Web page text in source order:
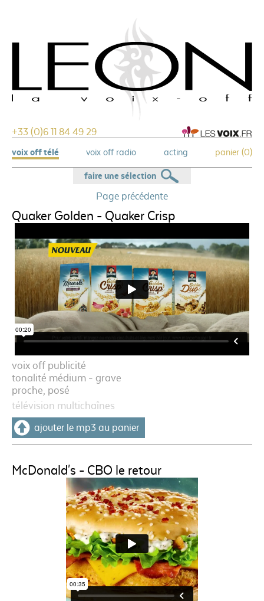
+33 (0)6 11 84 49 29
voix off télé voix off radio acting panier (0)
faire une sélection
Page précédente
Quaker Golden - Quaker Crisp
voix off publicité
tonalité médium - grave
proche, posé
télévision multichaînes
ajouter le mp3 au panier
McDonald's - CBO le retour